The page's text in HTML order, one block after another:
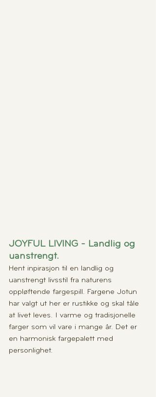
JOYFUL LIVING - Landlig og
uanstrengt.
Hent inpirasjon til en landlig og
uanstrengt livsstil fra naturens
oppløftende fargespill. Fargene Jotun
har valgt ut her er rustikke og skal tåle
at livet leves. I varme og tradisjonelle
farger som vil vare i mange år. Det er
en harmonisk fargepalett med
personlighet.